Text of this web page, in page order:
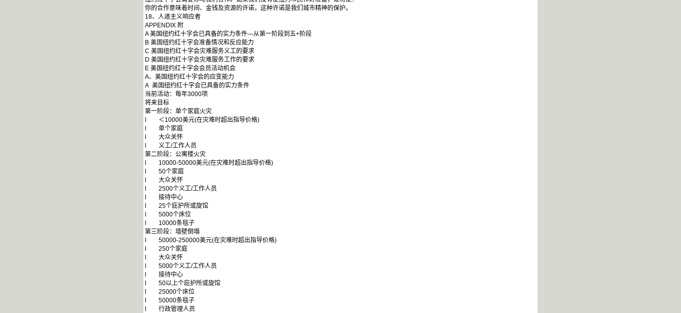
你的合作意味着时间、金钱及资源的许诺，这种许诺是我们城市精神的保护。
18、人道主义响应者
APPENDIX 附
A 美国纽约红十字会已具备的实力条件—从第一阶段到五+阶段
B 美国纽约红十字会准备情况和反应能力
C 美国纽约红十字会灾难服务义工的要求
D 美国纽约红十字会灾难服务工作的要求
E 美国纽约红十字会会员活动机会
A、美国纽约红十字会的应变能力
A 美国纽约红十字会已具备的实力条件
当前活动：每年3000项
将来目标
第一阶段：单个家庭火灾
l ＜10000美元(在灾难时超出指导价格)
l 单个家庭
l 大众关怀
l 义工/工作人员
第二阶段：公寓楼火灾
l 10000-50000美元(在灾难时超出指导价格)
l 50个家庭
l 大众关怀
l 2500个义工/工作人员
l 接待中心
l 25个庇护所或旋馆
l 5000个床位
l 10000条毯子
第三阶段：墙壁倒塌
l 50000-250000美元(在灾难时超出指导价格)
l 250个家庭
l 大众关怀
l 5000个义工/工作人员
l 接待中心
l 50以上个庇护所或旋馆
l 25000个床位
l 50000条毯子
l 行政管理人员